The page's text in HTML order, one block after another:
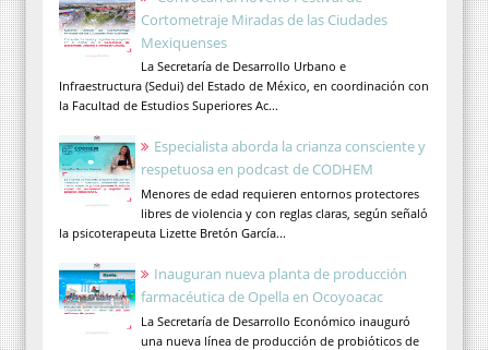
Cortometraje Miradas de las Ciudades
Mexiquenses
La Secretaría de Desarrollo Urbano e
Infraestructura (Sedui) del Estado de México, en coordinación con
la Facultad de Estudios Superiores Ac...
Especialista aborda la crianza consciente y
respetuosa en podcast de CODHEM
Menores de edad requieren entornos protectores
libres de violencia y con reglas claras, según señaló
la psicoterapeuta Lizette Bretón García...
Inauguran nueva planta de producción
farmacéutica de Opella en Ocoyoacac
La Secretaría de Desarrollo Económico inauguró
una nueva línea de producción de probióticos de